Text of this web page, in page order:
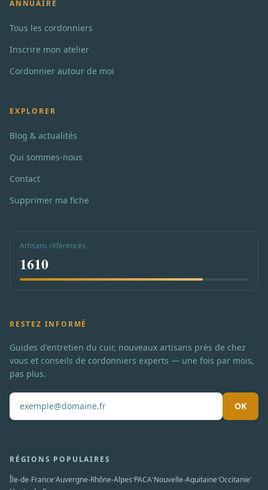
ANNUAIRE
Tous les cordonniers
Inscrire mon atelier
Cordonnier autour de moi
EXPLORER
Blog & actualités
Qui sommes-nous
Contact
Supprimer ma fiche
Artisans référencés
1610
RESTEZ INFORMÉ
Guides d'entretien du cuir, nouveaux artisans près de chez
vous et conseils de cordonniers experts — une fois par mois,
pas plus.
OK
RÉGIONS POPULAIRES
Île-de-France·Auvergne-Rhône-Alpes·PACA·Nouvelle-Aquitaine·Occitanie·